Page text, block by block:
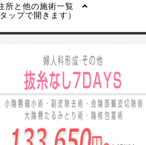
所と他の施術一覧
タップで開きます）